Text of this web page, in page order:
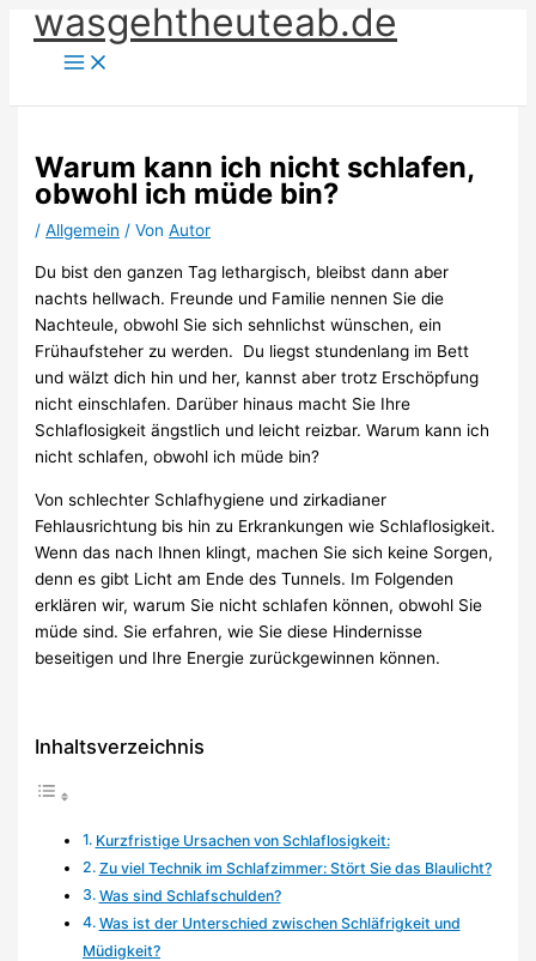
Zum
Inhalt
springen
wasgehtheuteab.de
Warum kann ich nicht schlafen,
obwohl ich müde bin?
/Allgemein / VonAutor
Du bist den ganzen Tag lethargisch, bleibst dann aber
nachts hellwach. Freunde und Familie nennen Sie die
Nachteule, obwohl Sie sich sehnlichst wünschen, ein
Frühaufsteher zu werden. Du liegst stundenlang im Bett
und wälzt dich hin und her, kannst aber trotz Erschöpfung
nicht einschlafen. Darüber hinaus macht Sie Ihre
Schlaflosigkeit ängstlich und leicht reizbar. Warum kann ich
nicht schlafen, obwohl ich müde bin?
Von schlechter Schlafhygiene und zirkadianer
Fehlausrichtung bis hin zu Erkrankungen wie Schlaflosigkeit.
Wenn das nach Ihnen klingt, machen Sie sich keine Sorgen,
denn es gibt Licht am Ende des Tunnels. Im Folgenden
erklären wir, warum Sie nicht schlafen können, obwohl Sie
müde sind. Sie erfahren, wie Sie diese Hindernisse
beseitigen und Ihre Energie zurückgewinnen können.
Inhaltsverzeichnis
Kurzfristige Ursachen von Schlaflosigkeit:
Zu viel Technik im Schlafzimmer: Stört Sie das Blaulicht?
Was sind Schlafschulden?
Was ist der Unterschied zwischen Schläfrigkeit und
Müdigkeit?